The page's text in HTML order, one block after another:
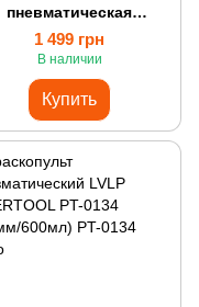
пневматическая
INTERTOOL PT-1004
(172*92мм)
1 499 грн
В наличии
Купить